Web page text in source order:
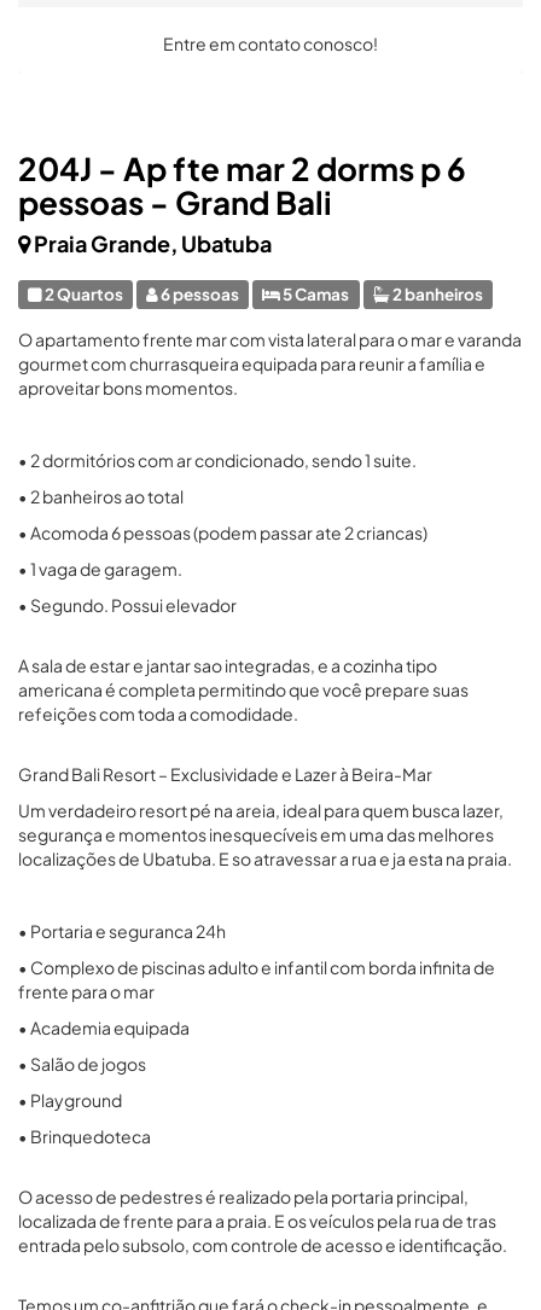
204J - Ap fte mar 2 dorms p 6
pessoas - Grand Bali
Praia Grande, Ubatuba
2 Quartos 6 pessoas 5 Camas 2 banheiros
O apartamento frente mar com vista lateral para o mar e varanda
gourmet com churrasqueira equipada para reunir a família e
aproveitar bons momentos.
• 2 dormitórios com ar condicionado, sendo 1 suite.
• 2 banheiros ao total
• Acomoda 6 pessoas (podem passar ate 2 criancas)
• 1 vaga de garagem.
• Segundo. Possui elevador
A sala de estar e jantar sao integradas, e a cozinha tipo
americana é completa permitindo que você prepare suas
refeições com toda a comodidade.
Grand Bali Resort – Exclusividade e Lazer à Beira-Mar
Um verdadeiro resort pé na areia, ideal para quem busca lazer,
segurança e momentos inesquecíveis em uma das melhores
localizações de Ubatuba. E so atravessar a rua e ja esta na praia.
• Portaria e seguranca 24h
• Complexo de piscinas adulto e infantil com borda infinita de
frente para o mar
• Academia equipada
• Salão de jogos
• Playground
• Brinquedoteca
O acesso de pedestres é realizado pela portaria principal,
localizada de frente para a praia. E os veículos pela rua de tras
entrada pelo subsolo, com controle de acesso e identificação.
Temos um co-anfitrião que fará o check-in pessoalmente, e
Entre em contato conosco!